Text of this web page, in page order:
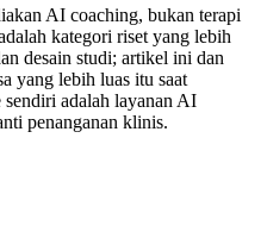
AI coaching, bukan terapi
kategori riset yang lebih
desain studi; artikel ini dan
yang lebih luas itu saat
adalah layanan AI
penanganan klinis.